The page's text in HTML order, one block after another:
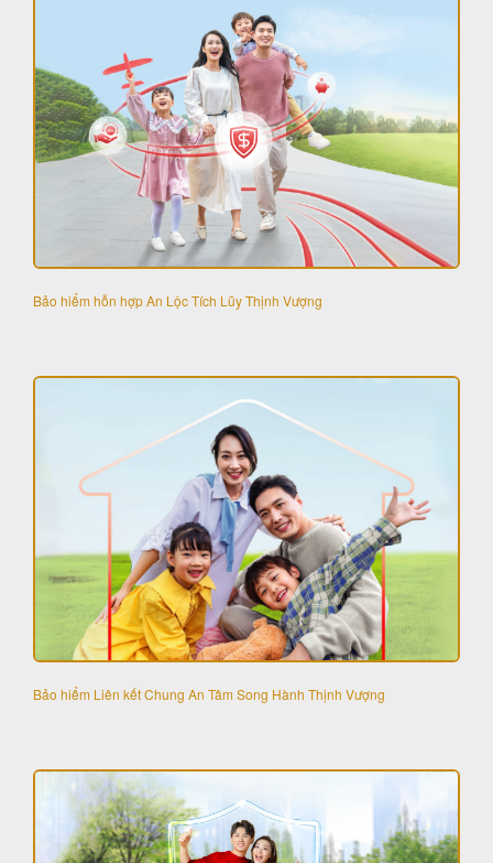
Bảo hiểm hỗn hợp An Lộc Tích Lũy Thịnh Vượng
Bảo hiểm Liên kết Chung An Tâm Song Hành Thịnh Vượng